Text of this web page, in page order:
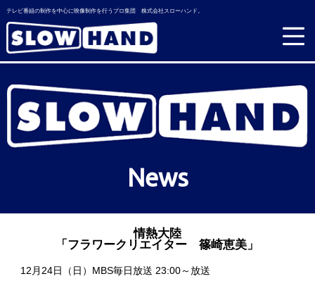
テレビ番組の制作を中心に映像制作を行うプロ集団 株式会社スローハンド。
News
情熱大陸
「フラワークリエイター 篠崎恵美」
12月24日（日）MBS毎日放送 23:00～放送